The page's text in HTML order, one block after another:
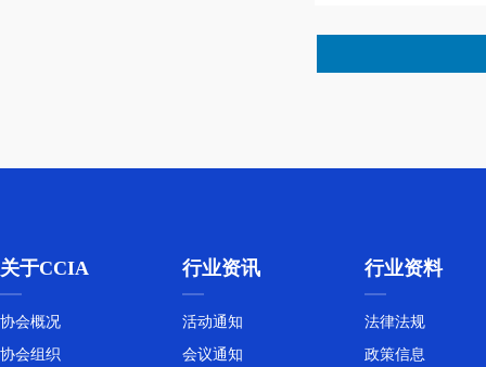
关于CCIA
协会概况
协会组织
行业资讯
活动通知
会议通知
行业资料
法律法规
政策信息